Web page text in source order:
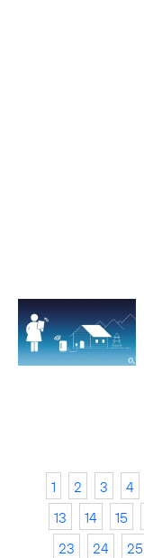
1 2 3 4
13
14 15
23
24 25